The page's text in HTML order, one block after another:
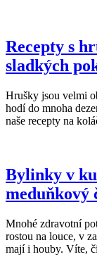
Recepty s
sladkých
Hrušky jsou velmi
hodí do mnoha
naše recepty na
Bylinky v
meduňkový
Mnohé zdravotní
rostou na louce, v
mají i houby. Víte,